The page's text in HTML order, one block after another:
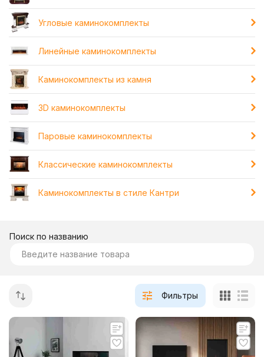
Угловые каминокомплекты
Линейные каминокомплекты
Каминокомплекты из камня
3D каминокомплекты
Паровые каминокомплекты
Классические каминокомплекты
Каминокомплекты в стиле Кантри
Поиск по названию
Фильтры